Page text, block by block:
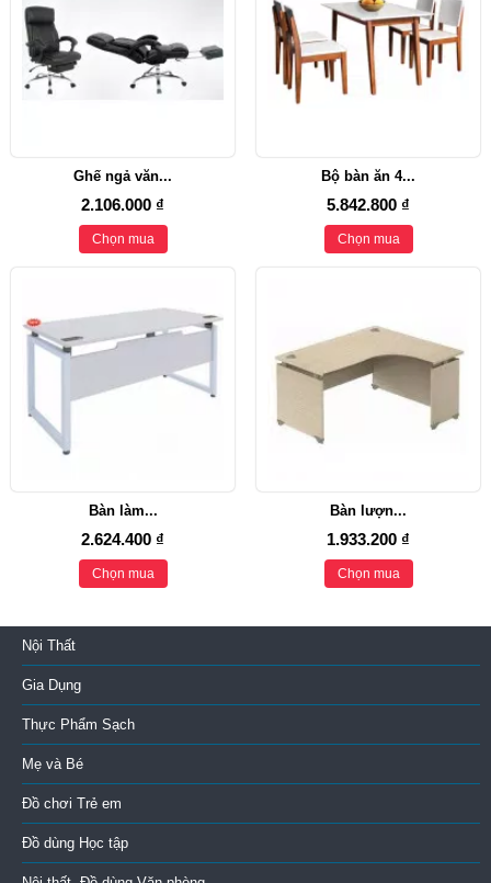
Ghế ngả văn...
2.106.000 ₫
Chọn mua
Bộ bàn ăn 4...
5.842.800 ₫
Chọn mua
Bàn làm...
2.624.400 ₫
Chọn mua
Bàn lượn...
1.933.200 ₫
Chọn mua
Nội Thất
Gia Dụng
Thực Phẩm Sạch
Mẹ và Bé
Đồ chơi Trẻ em
Đồ dùng Học tập